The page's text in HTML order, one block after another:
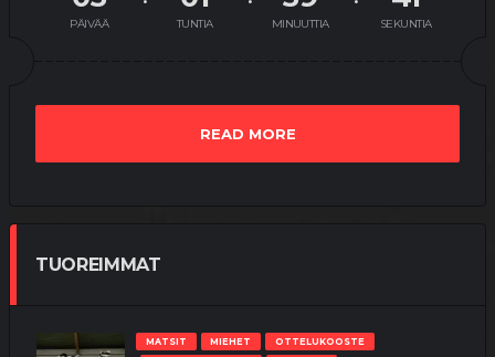
PÄIVÄÄ TUNTIA MINUUTTIA SEKUNTIA
READ MORE
TUOREIMMAT
MATSIT MIEHET
OTTELUKOOSTE